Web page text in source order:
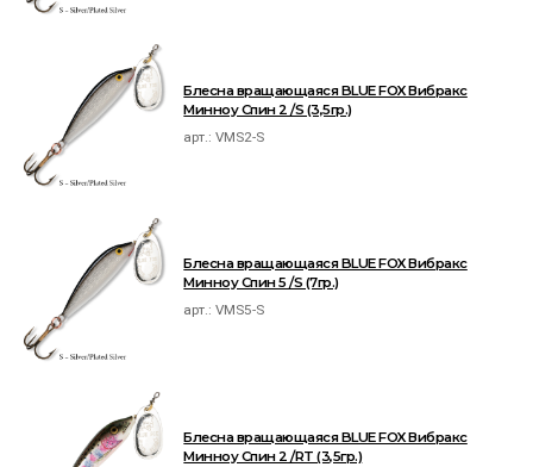
Блесна вращающаяся BLUE FOX Вибракс
Минноу Спин 2 /S (3,5гр.)
арт.:VMS2-S
Блесна вращающаяся BLUE FOX Вибракс
Минноу Спин 5 /S (7гр.)
арт.:VMS5-S
Блесна вращающаяся BLUE FOX Вибракс
Минноу Спин 2 /RT (3,5гр.)